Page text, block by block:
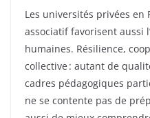
Les universités privées
associatif favorisent aussi
humaines. Résilience,
collective : autant de
cadres pédagogiques
ne se contente pas de